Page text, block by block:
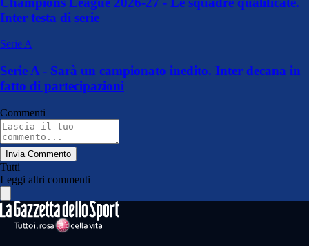
Inter testa di serie
Serie A
Serie A - Sarà un campionato inedito. Inter decana in
fatto di partecipazioni
Commenti
Invia Commento
Tutti
Leggi altri commenti